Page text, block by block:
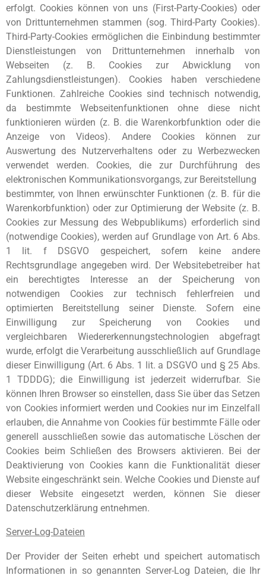
erfolgt. Cookies können von uns (First-Party-Cookies) oder
von Drittunternehmen stammen (sog. Third-Party Cookies).
Third-Party-Cookies ermöglichen die Einbindung bestimmter
Dienstleistungen von Drittunternehmen innerhalb von
Webseiten (z. B. Cookies zur Abwicklung von
Zahlungsdienstleistungen). Cookies haben verschiedene
Funktionen. Zahlreiche Cookies sind technisch notwendig,
da bestimmte Webseitenfunktionen ohne diese nicht
funktionieren würden (z. B. die Warenkorbfunktion oder die
Anzeige von Videos). Andere Cookies können zur
Auswertung des Nutzerverhaltens oder zu Werbezwecken
verwendet werden. Cookies, die zur Durchführung des
elektronischen Kommunikationsvorgangs, zur Bereitstellung
bestimmter, von Ihnen erwünschter Funktionen (z. B. für die
Warenkorbfunktion) oder zur Optimierung der Website (z. B.
Cookies zur Messung des Webpublikums) erforderlich sind
(notwendige Cookies), werden auf Grundlage von Art. 6 Abs.
1 lit. f DSGVO gespeichert, sofern keine andere
Rechtsgrundlage angegeben wird. Der Websitebetreiber hat
ein berechtigtes Interesse an der Speicherung von
notwendigen Cookies zur technisch fehlerfreien und
optimierten Bereitstellung seiner Dienste. Sofern eine
Einwilligung zur Speicherung von Cookies und
vergleichbaren Wiedererkennungstechnologien abgefragt
wurde, erfolgt die Verarbeitung ausschließlich auf Grundlage
dieser Einwilligung (Art. 6 Abs. 1 lit. a DSGVO und § 25 Abs.
1 TDDDG); die Einwilligung ist jederzeit widerrufbar. Sie
können Ihren Browser so einstellen, dass Sie über das Setzen
von Cookies informiert werden und Cookies nur im Einzelfall
erlauben, die Annahme von Cookies für bestimmte Fälle oder
generell ausschließen sowie das automatische Löschen der
Cookies beim Schließen des Browsers aktivieren. Bei der
Deaktivierung von Cookies kann die Funktionalität dieser
Website eingeschränkt sein. Welche Cookies und Dienste auf
dieser Website eingesetzt werden, können Sie dieser
Datenschutzerklärung entnehmen.
Server-Log-Dateien
Der Provider der Seiten erhebt und speichert automatisch
Informationen in so genannten Server-Log Dateien, die Ihr